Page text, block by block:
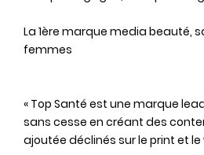
La 1ère marque media beauté,
femmes
« Top Santé est une marque
sans cesse en créant des
ajoutée déclinés sur le print et le